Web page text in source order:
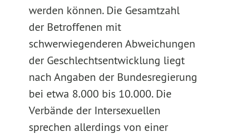
werden können. Die Gesamtzahl
der Betroffenen mit
schwerwiegenderen Abweichungen
der Geschlechtsentwicklung liegt
nach Angaben der Bundesregierung
bei etwa 8.000 bis 10.000. Die
Verbände der Intersexuellen
sprechen allerdings von einer